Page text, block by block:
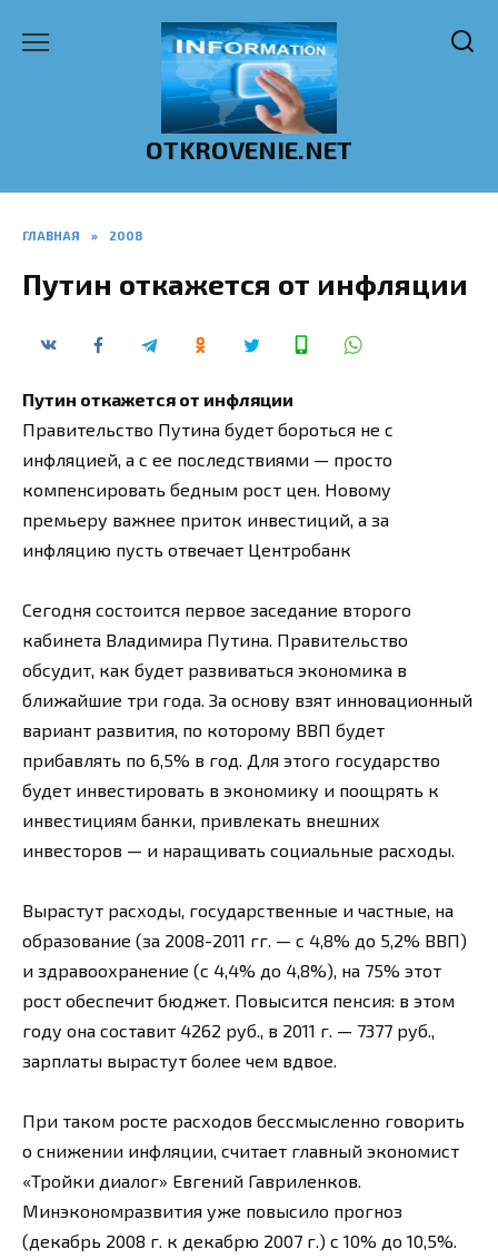
OTKROVENIE.NET
ГЛАВНАЯ » 2008
Путин откажется от инфляции
Путин откажется от инфляции
Правительство Путина будет бороться не с
инфляцией, а с ее последствиями — просто
компенсировать бедным рост цен. Новому
премьеру важнее приток инвестиций, а за
инфляцию пусть отвечает Центробанк
Сегодня состоится первое заседание второго
кабинета Владимира Путина. Правительство
обсудит, как будет развиваться экономика в
ближайшие три года. За основу взят инновационный
вариант развития, по которому ВВП будет
прибавлять по 6,5% в год. Для этого государство
будет инвестировать в экономику и поощрять к
инвестициям банки, привлекать внешних
инвесторов — и наращивать социальные расходы.
Вырастут расходы, государственные и частные, на
образование (за 2008-2011 гг. — с 4,8% до 5,2% ВВП)
и здравоохранение (с 4,4% до 4,8%), на 75% этот
рост обеспечит бюджет. Повысится пенсия: в этом
году она составит 4262 руб., в 2011 г. — 7377 руб.,
зарплаты вырастут более чем вдвое.
При таком росте расходов бессмысленно говорить
о снижении инфляции, считает главный экономист
«Тройки диалог» Евгений Гавриленков.
Минэкономразвития уже повысило прогноз
(декабрь 2008 г. к декабрю 2007 г.) с 10% до 10,5%.